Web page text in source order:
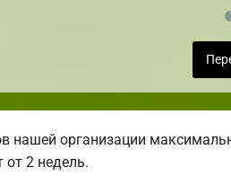
нашей организации
2 недель.